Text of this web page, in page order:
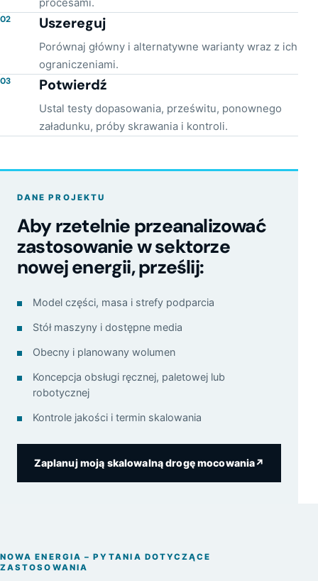
procesami.
02 Uszereguj
Porównaj główny i alternatywne warianty wraz z ich
ograniczeniami.
03 Potwierdź
Ustal testy dopasowania, prześwitu, ponownego
załadunku, próby skrawania i kontroli.
DANE PROJEKTU
Aby rzetelnie przeanalizować
zastosowanie w sektorze
nowej energii, prześlij:
Model części, masa i strefy podparcia
Stół maszyny i dostępne media
Obecny i planowany wolumen
Koncepcja obsługi ręcznej, paletowej lub
robotycznej
Kontrole jakości i termin skalowania
Zaplanuj moją skalowalną drogę mocowania↗
NOWA ENERGIA – PYTANIA DOTYCZĄCE
ZASTOSOWANIA